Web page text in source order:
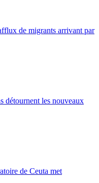
de migrants arrivant par
détournent les nouveaux
de Ceuta met